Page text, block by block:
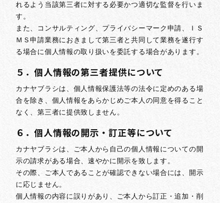
れるよう当該第三者に対する必要かつ適切な監督を行いま
す。
また、コンサルティング、プライバシーマーク申請、ＩＳ
ＭＳ申請業務におきまして第三者と共同して業務を遂行す
る場合に個人情報の取り扱いを委託する場合があります。
５．個人情報の第三者提供について
カナヤブラシは、個人情報保護法等の法令に定めのある場
合を除き、個人情報をあらかじめご本人の同意を得ること
なく、第三者に提供致しません。
６．個人情報の開示・訂正等について
カナヤブラシは、ご本人から自己の個人情報についての開
示の請求がある場合、速やかに開示を致します。
その際、ご本人であることが確認できない場合には、開示
に応じません。
個人情報の内容に誤りがあり、ご本人から訂正・追加・削